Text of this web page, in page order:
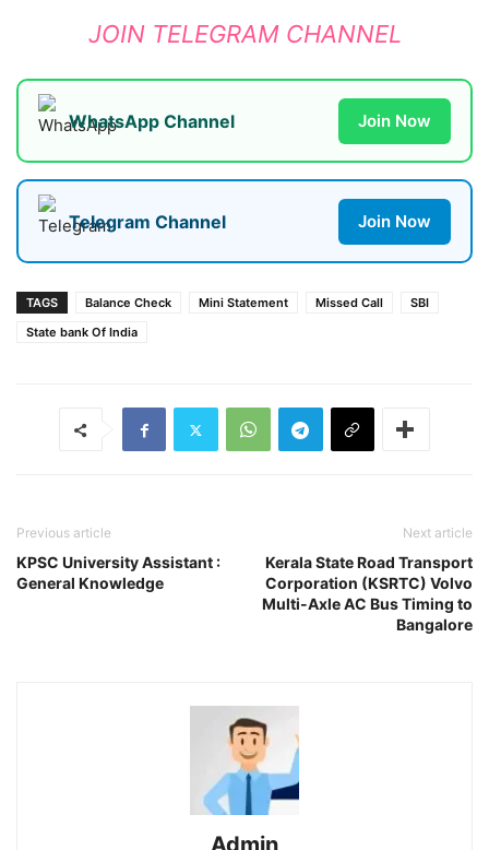
JOIN TELEGRAM CHANNEL
WhatsApp Channel Join Now
Telegram Channel Join Now
TAGS Balance Check Mini Statement Missed Call
SBI
State bank Of India
Previous article
KPSC University Assistant :
General Knowledge
Next article
Kerala State Road Transport
Corporation (KSRTC) Volvo
Multi-Axle AC Bus Timing to
Bangalore